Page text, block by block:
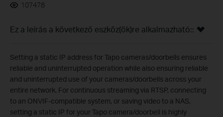
107478
Ez a leírás a következő eszköz(ök)re alkalmazható::
Setting a static IP address for Tapo cameras/doorbells ensures
reliable and uninterrupted operation while also ensuring reliable
and uninterrupted use of your cameras/doorbells across your
entire network. For continuous streaming via RTSP, connecting
to an ONVIF-compatible system, or saving video to a NAS,
setting a static IP for your Tapo camera/doorbell is highly